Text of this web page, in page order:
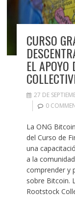
CURSO
EL APOYO
27 DE
0
La ONG
del Curso de
una
a la
comprender y
sobre Bitcoin.
Rootstock